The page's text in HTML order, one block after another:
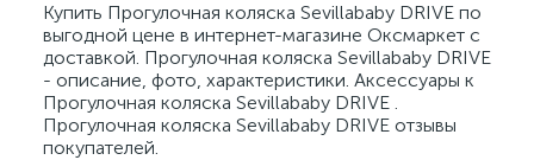
Купить Прогулочная коляска Sevillababy DRIVE по
выгодной цене в интернет-магазине Оксмаркет с
доставкой. Прогулочная коляска Sevillababy DRIVE
- описание, фото, характеристики. Аксессуары к
Прогулочная коляска Sevillababy DRIVE .
Прогулочная коляска Sevillababy DRIVE отзывы
покупателей.